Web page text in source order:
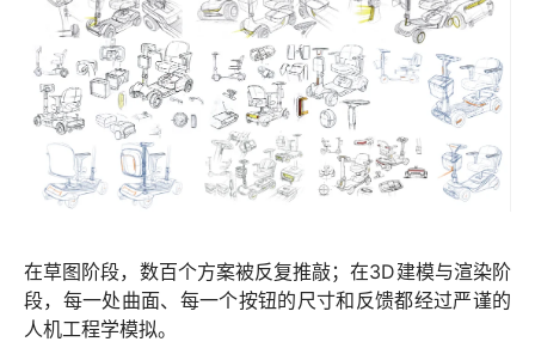
在草图阶段，数百个方案被反复推敲；在3D建模与渲染阶
段，每一处曲面、每一个按钮的尺寸和反馈都经过严谨的
人机工程学模拟。